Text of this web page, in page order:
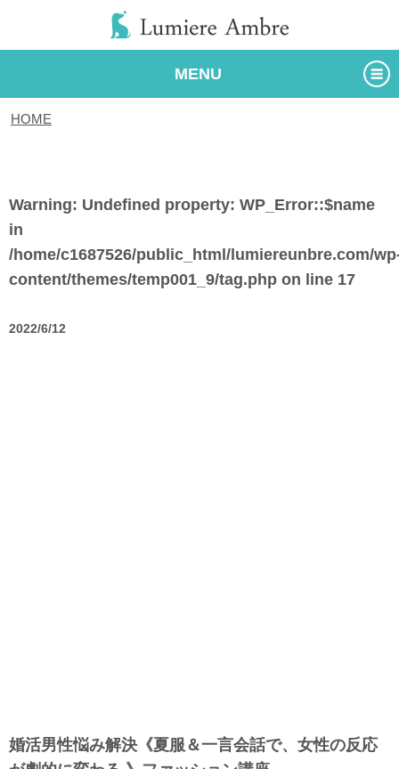
MENU
HOME
Warning: Undefined property: WP_Error::$name
in
/home/c1687526/public_html/lumiereunbre.com/
content/themes/temp001_9/tag.php on line 17
2022/6/12
婚活男性悩み解決《夏服＆一言会話で、女性の反応